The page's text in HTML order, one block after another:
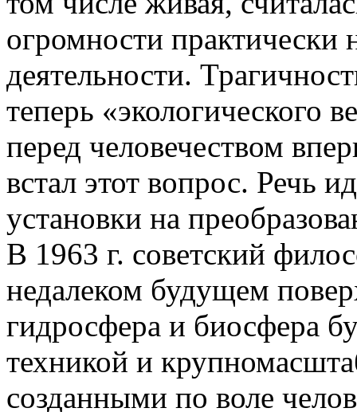
огромности практически
деятельности.
теперь «экологического
перед человечеством
встал этот вопрос. Речь
установки на
В 1963 г. советский
недалеком будущем
гидросфера и биосфера
техникой и
созданными по воле